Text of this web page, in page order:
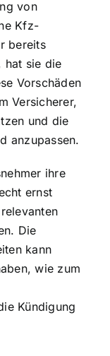
von
Kfz-
bereits
hat sie die
Vorschäden
Versicherer,
und die
anzupassen.
ihre
ernst
Die
kann
wie zum
Kündigung